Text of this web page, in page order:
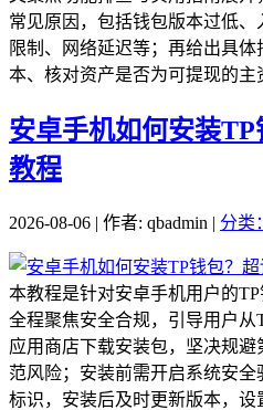
常见原因，包括钱包版本过低
限制、网络延迟等；再给出具
本、核对资产是否为可提现的主
安卓手机如何安装
教程
2026-08-06 | 作者: qbadmin | 分类
本教程是针对安卓手机用户的
全程聚焦安全合规，引导用户
应用商店下载安装包，坚决规
范风险；安装前需开启系统安
标识，安装后及时更新版本，设